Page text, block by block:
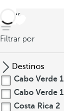
voltar
Filtrar por
Destinos
Cabo Verde 1
Cabo Verde 1
Costa Rica 2